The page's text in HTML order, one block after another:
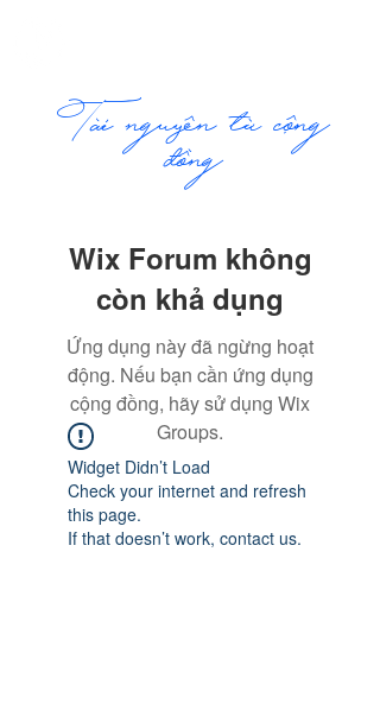
​Tài nguyên từ cộng
đồng
Wix Forum không
còn khả dụng
Ứng dụng này đã ngừng hoạt
động. Nếu bạn cần ứng dụng
cộng đồng, hãy sử dụng Wix
Groups.
Widget Didn’t Load
Check your internet and refresh
this page.
If that doesn’t work, contact us.